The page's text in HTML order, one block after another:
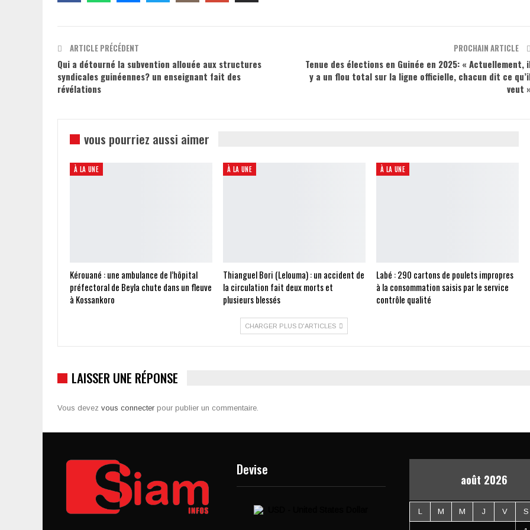
ARTICLE PRÉCÉDENT
Qui a détourné la subvention allouée aux structures
syndicales guinéennes? un enseignant fait des
révélations
PROCHAIN ARTICLE
Tenue des élections en Guinée en 2025: « Actuellement,
y a un flou total sur la ligne officielle, chacun dit ce
veut »
vous pourriez aussi aimer
À LA UNE
Kérouané : une ambulance de l’hôpital
préfectoral de Beyla chute dans un fleuve
à Kossankoro
À LA UNE
Thianguel Bori (Lelouma) : un accident de
la circulation fait deux morts et
plusieurs blessés
À LA UNE
Labé : 290 cartons de poulets impropres
à la consommation saisis par le service
contrôle qualité
CHARGER PLUS D'ARTICLES
LAISSER UNE RÉPONSE
Vous devez vous connecter pour publier un commentaire.
Devise
août 2026
L M M J V S